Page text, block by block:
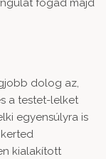
fogad majd
dolog az,
a testet-lelket
egyensúlyra is
kialakított